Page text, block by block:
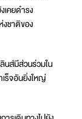
เคยดำรง
ชาติของ
นส์มีส่วนร่วมใน
เร็จอันยิ่งใหญ่